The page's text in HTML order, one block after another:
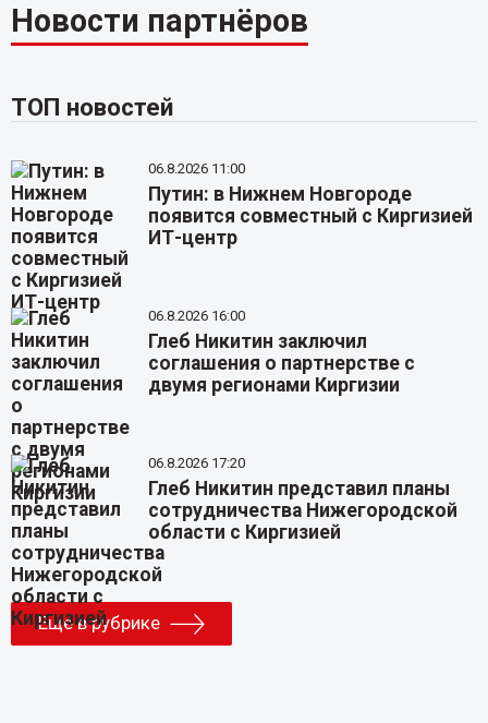
Новости партнёров
ТОП новостей
06.8.2026 11:00
Путин: в Нижнем Новгороде
появится совместный с Киргизией
ИТ-центр
06.8.2026 16:00
Глеб Никитин заключил
соглашения о партнерстве с
двумя регионами Киргизии
06.8.2026 17:20
Глеб Никитин представил планы
сотрудничества Нижегородской
области с Киргизией
Еще в рубрике